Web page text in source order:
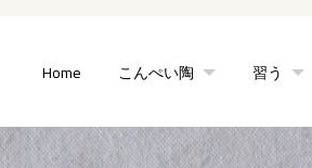
Home こんぺい陶 習う